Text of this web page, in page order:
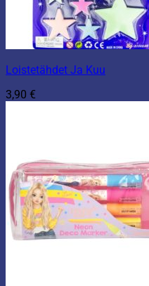
Loistetähdet Ja Kuu
3,90 €